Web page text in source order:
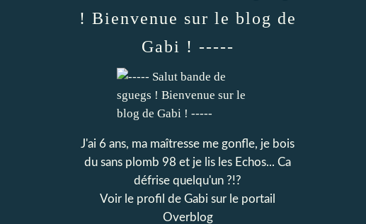
! Bienvenue sur le blog de
Gabi ! -----
J'ai 6 ans, ma maîtresse me gonfle, je bois
du sans plomb 98 et je lis les Echos... Ca
défrise quelqu'un ?!?
Voir le profil de Gabi sur le portail
Overblog